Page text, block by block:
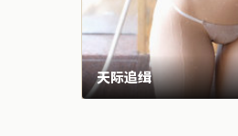
天际追缉